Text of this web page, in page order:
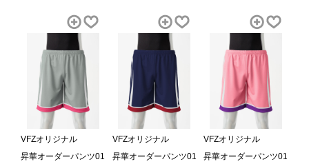
VFZオリジナル
昇華オーダーパンツ01
VFZオリジナル
昇華オーダーパンツ01
VFZオリジナル
昇華オーダーパンツ01